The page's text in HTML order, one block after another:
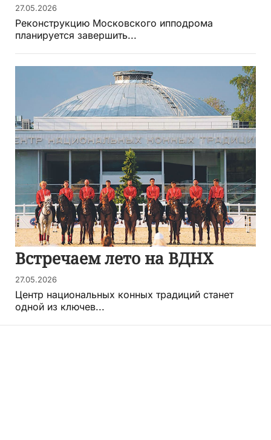
27.05.2026
Реконструкцию Московского ипподрома
планируется завершить...
Встречаем лето на ВДНХ
27.05.2026
Центр национальных конных традиций станет
одной из ключев...